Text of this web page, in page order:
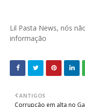
Lil Pasta News, nós
informação
ANTIGOS
Corrupção em alta no